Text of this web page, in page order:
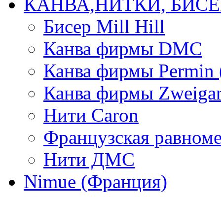
КАНВА,НИТКИ,
Бисер Mill Hill
Канва фирмы DMC
Канва фирмы Permin
Канва фирмы
Нити Caron
Французская
Нити ДМС
Nimue (Франция)